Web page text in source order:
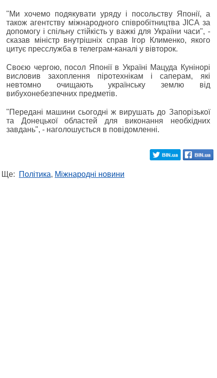
"Ми хочемо подякувати уряду і посольству Японії, а
також агентству міжнародного співробітництва JICA за
допомогу і спільну стійкість у важкі для України часи", -
сказав міністр внутрішніх справ Ігор Клименко, якого
цитує пресслужба в телеграм-каналі у вівторок.
Своєю чергою, посол Японії в Україні Мацуда Кунінорі
висловив захоплення піротехнікам і саперам, які
невтомно очищають українську землю від
вибухонебезпечних предметів.
"Передані машини сьогодні ж вирушать до Запорізької
та Донецької областей для виконання необхідних
завдань", - наголошується в повідомленні.
Ще: Політика, Міжнародні новини